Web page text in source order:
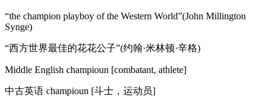
“the champion playboy of the Western World”(John Millington
Synge)
“西方世界最佳的花花公子”(约翰·米林顿·辛格)
Middle English champioun [combatant, athlete]
中古英语 champioun [斗士，运动员]